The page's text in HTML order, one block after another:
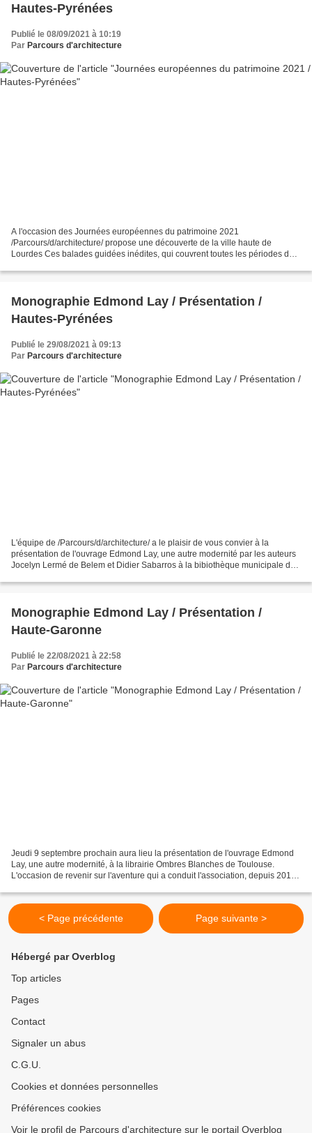
Hautes-Pyrénées
Publié le 08/09/2021 à 10:19
Par Parcours d'architecture
A l'occasion des Journées européennes du patrimoine 2021
/Parcours/d/architecture/ propose une découverte de la ville haute de
Lourdes Ces balades guidées inédites, qui couvrent toutes les périodes du
Monographie Edmond Lay / Présentation /
Hautes-Pyrénées
Publié le 29/08/2021 à 09:13
Par Parcours d'architecture
L'équipe de /Parcours/d/architecture/ a le plaisir de vous convier à la
présentation de l'ouvrage Edmond Lay, une autre modernité par les auteurs
Jocelyn Lermé de Belem et Didier Sabarros à la bibiothèque municipale de
Monographie Edmond Lay / Présentation /
Haute-Garonne
Publié le 22/08/2021 à 22:58
Par Parcours d'architecture
Jeudi 9 septembre prochain aura lieu la présentation de l'ouvrage Edmond
Lay, une autre modernité, à la librairie Ombres Blanches de Toulouse.
L'occasion de revenir sur l'aventure qui a conduit l'association, depuis 2012,
< Page précédente Page suivante >
Hébergé par Overblog
Top articles
Pages
Contact
Signaler un abus
C.G.U.
Cookies et données personnelles
Préférences cookies
Voir le profil de Parcours d'architecture sur le portail Overblog